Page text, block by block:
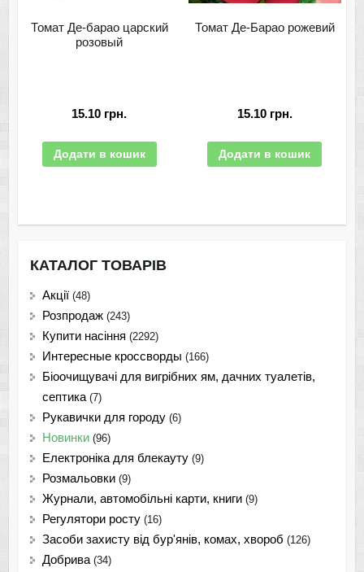
Томат Де-барао царский
розовый
15.10 грн.
Додати в кошик
Томат Де-Барао рожевий
15.10 грн.
Додати в кошик
КАТАЛОГ ТОВАРІВ
Акції (48)
Розпродаж (243)
Купити насіння (2292)
Интересные кроссворды (166)
Біоочищувачі для вигрібних ям, дачних туалетів,
септика (7)
Рукавички для городу (6)
Новинки (96)
Електроніка для блекауту (9)
Розмальовки (9)
Журнали, автомобільні карти, книги (9)
Регулятори росту (16)
Засоби захисту від бур'янів, комах, хвороб (126)
Добрива (34)